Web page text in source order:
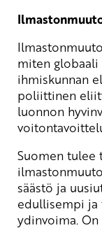
miten
ihmiskunnan
poliittinen
luonnon
Suomen tulee
säästö ja
edullisempi ja
ydinvoima.